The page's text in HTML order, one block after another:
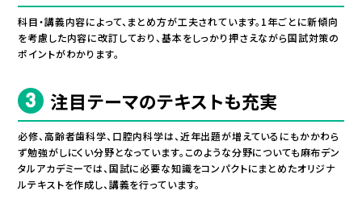
科目・講義内容によって、まとめ方が工夫されています。1年ごとに新傾向
を考慮した内容に改訂しており、基本をしっかり押さえながら国試対策の
ポイントがわかります。
注目テーマのテキストも充実
必修、高齢者歯科学、口腔内科学は、近年出題が増えているにもかかわら
ず勉強がしにくい分野となっています。このような分野についても麻布デン
タルアカデミーでは、国試に必要な知識をコンパクトにまとめたオリジナ
ルテキストを作成し、講義を行っています。